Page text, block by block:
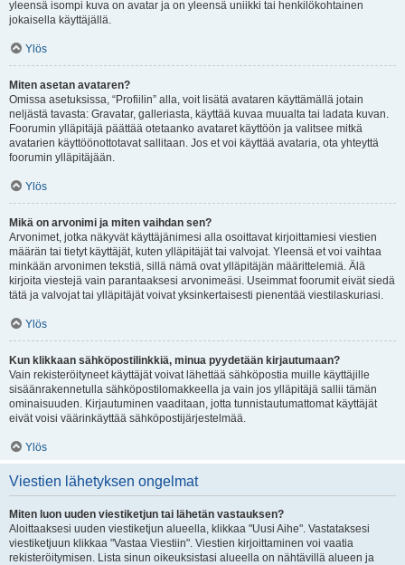
yleensä isompi kuva on avatar ja on yleensä uniikki tai henkilökohtainen
jokaisella käyttäjällä.
Ylös
Miten asetan avataren?
Omissa asetuksissa, “Profiilin” alla, voit lisätä avataren käyttämällä jotain
neljästä tavasta: Gravatar, galleriasta, käyttää kuvaa muualta tai ladata kuvan.
Foorumin ylläpitäjä päättää otetaanko avataret käyttöön ja valitsee mitkä
avatarien käyttöönottotavat sallitaan. Jos et voi käyttää avataria, ota yhteyttä
foorumin ylläpitäjään.
Ylös
Mikä on arvonimi ja miten vaihdan sen?
Arvonimet, jotka näkyvät käyttäjänimesi alla osoittavat kirjoittamiesi viestien
määrän tai tietyt käyttäjät, kuten ylläpitäjät tai valvojat. Yleensä et voi vaihtaa
minkään arvonimen tekstiä, sillä nämä ovat ylläpitäjän määrittelemiä. Älä
kirjoita viestejä vain parantaaksesi arvonimeäsi. Useimmat foorumit eivät siedä
tätä ja valvojat tai ylläpitäjät voivat yksinkertaisesti pienentää viestilaskuriasi.
Ylös
Kun klikkaan sähköpostilinkkiä, minua pyydetään kirjautumaan?
Vain rekisteröityneet käyttäjät voivat lähettää sähköpostia muille käyttäjille
sisäänrakennetulla sähköpostilomakkeella ja vain jos ylläpitäjä sallii tämän
ominaisuuden. Kirjautuminen vaaditaan, jotta tunnistautumattomat käyttäjät
eivät voisi väärinkäyttää sähköpostijärjestelmää.
Ylös
Viestien lähetyksen ongelmat
Miten luon uuden viestiketjun tai lähetän vastauksen?
Aloittaaksesi uuden viestiketjun alueella, klikkaa "Uusi Aihe". Vastataksesi
viestiketjuun klikkaa "Vastaa Viestiin". Viestien kirjoittaminen voi vaatia
rekisteröitymisen. Lista sinun oikeuksistasi alueella on nähtävillä alueen ja